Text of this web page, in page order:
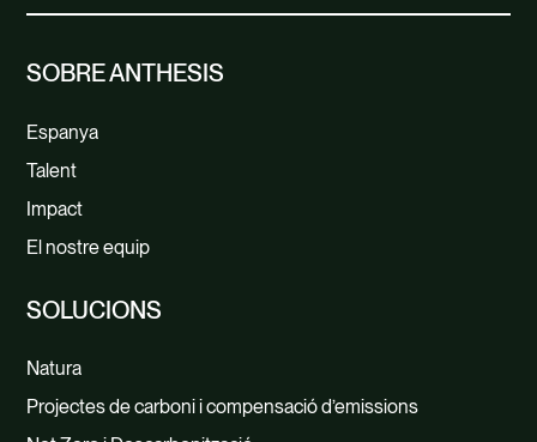
SOBRE ANTHESIS
Espanya
Talent
Impact
El nostre equip
SOLUCIONS
Natura
Projectes de carboni i compensació d’emissions